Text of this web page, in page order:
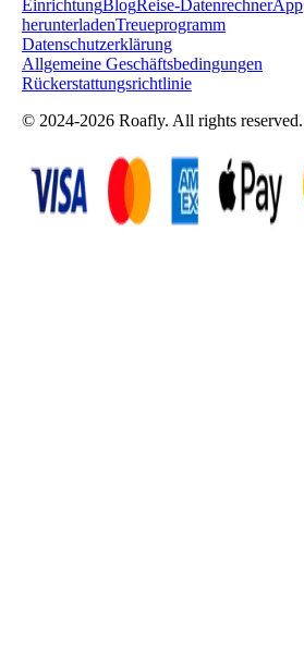
EinrichtungBlogReise-DatenrechnerApp
herunterladenTreueprogramm
Datenschutzerklärung
Allgemeine Geschäftsbedingungen
Rückerstattungsrichtlinie
© 2024-2026 Roafly. All rights reserved.